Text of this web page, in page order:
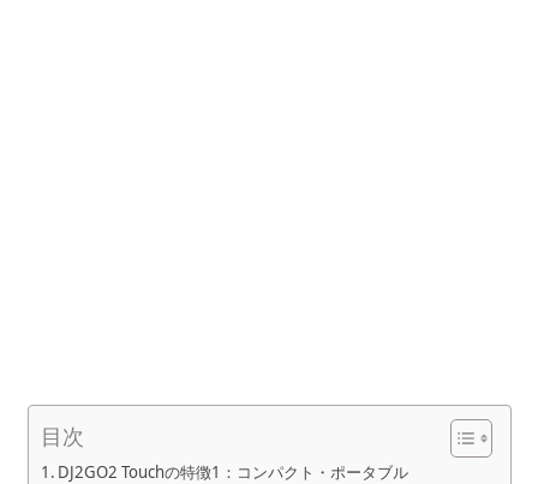
目次
DJ2GO2 Touchの特徴1：コンパクト・ポータブル